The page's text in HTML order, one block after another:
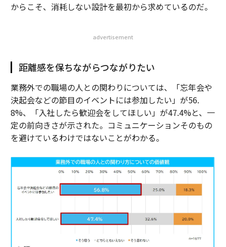
からこそ、消耗しない設計を最初から求めているのだ。
advertisement
距離感を保ちながらつながりたい
業務外での職場の人との関わりについては、「忘年会や
決起会などの節目のイベントには参加したい」が56.
8%、「入社したら歓迎会をしてほしい」が47.4%と、一
定の前向きさが示された。コミュニケーションそのもの
を避けているわけではないことがわかる。